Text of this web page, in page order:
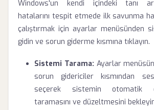
Windows'un kendi içindeki tanı
hatalarını tespit etmede ilk savunma
çalıştırmak için ayarlar menüsünden
gidin ve sorun giderme kısmına tıklayın.
Sistemi Tarama: Ayarlar
sorun gidericiler kısmından
seçerek sistemin otomatik
taramasını ve düzeltmesini